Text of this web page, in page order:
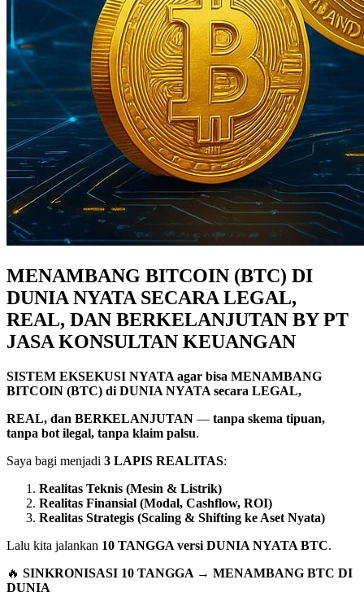
MENAMBANG BITCOIN (BTC) DI
DUNIA NYATA SECARA LEGAL,
REAL, DAN BERKELANJUTAN BY PT
JASA KONSULTAN KEUANGAN
SISTEM EKSEKUSI NYATA agar bisa MENAMBANG
BITCOIN (BTC) di DUNIA NYATA secara LEGAL,
REAL, dan BERKELANJUTAN — tanpa skema tipuan,
tanpa bot ilegal, tanpa klaim palsu.
Saya bagi menjadi 3 LAPIS REALITAS:
Realitas Teknis (Mesin & Listrik)
Realitas Finansial (Modal, Cashflow, ROI)
Realitas Strategis (Scaling & Shifting ke Aset Nyata)
Lalu kita jalankan 10 TANGGA versi DUNIA NYATA BTC.
🔥 SINKRONISASI 10 TANGGA → MENAMBANG BTC DI
DUNIA